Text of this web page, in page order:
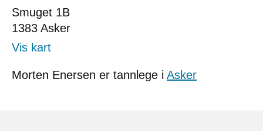
Smuget 1B
1383 Asker
Vis kart
Morten Enersen er tannlege i Asker